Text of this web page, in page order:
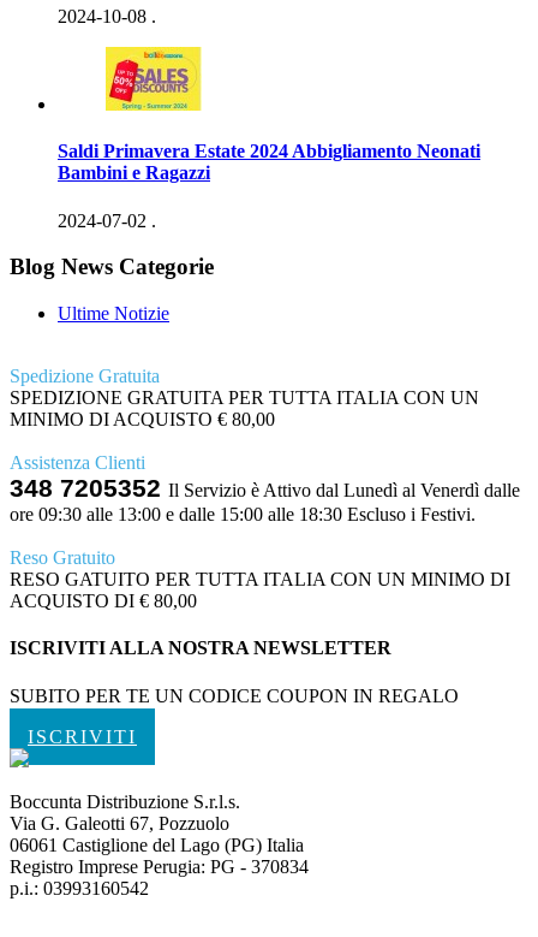
2024-10-08 .
Saldi Primavera Estate 2024 Abbigliamento Neonati
Bambini e Ragazzi
2024-07-02 .
Blog News Categorie
Ultime Notizie
Spedizione Gratuita
SPEDIZIONE GRATUITA PER TUTTA ITALIA CON UN
MINIMO DI ACQUISTO € 80,00
Assistenza Clienti
348 7205352 Il Servizio è Attivo dal Lunedì al Venerdì dalle
ore 09:30 alle 13:00 e dalle 15:00 alle 18:30 Escluso i Festivi.
Reso Gratuito
RESO GATUITO PER TUTTA ITALIA CON UN MINIMO DI
ACQUISTO DI € 80,00
ISCRIVITI ALLA NOSTRA NEWSLETTER
SUBITO PER TE UN CODICE COUPON IN REGALO
ISCRIVITI
Boccunta Distribuzione S.r.l.s.
Via G. Galeotti 67, Pozzuolo
06061 Castiglione del Lago (PG) Italia
Registro Imprese Perugia: PG - 370834
p.i.: 03993160542